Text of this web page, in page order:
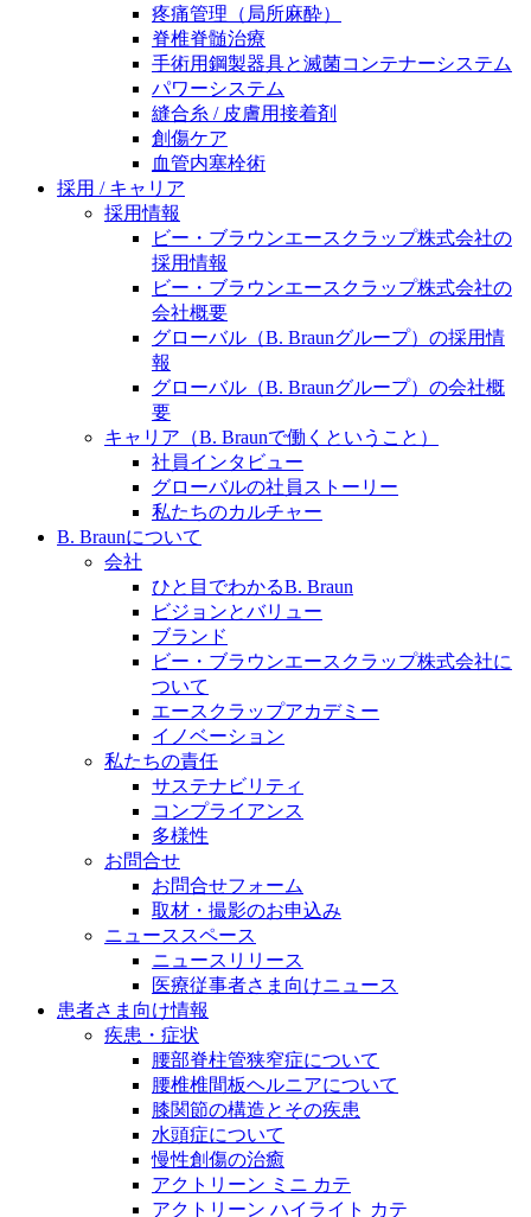
販売代理店さま向け情報​
お問合せ先、価格情報、E-Shopのご案内など販売店さ
ま向けの情報スペースです。
水頭症について
「水頭症」とはどのような疾患なのでしょう。成人に
多い水頭症と、小児に多い水頭症の特徴と症状、検査
や治療法など「水頭症」の概要を知っていただくこと
ができます。
エースクラップアカデミー
医療に携わるあらゆる方々に、学びと情報共有の場を
提供していくことを目指します。
お問合せフォームより、ご質問をお送りください。
疼痛管理（局所麻酔）
脊椎脊髄治療
手術用鋼製器具と滅菌コンテナーシステム
パワーシステム
縫合糸 / 皮膚用接着剤
創傷ケア
血管内塞栓術
採用 / キャリア
採用情報
ビー・ブラウンエースクラップ株式会社の
採用情報
ビー・ブラウンエースクラップ株式会社の
会社概要
グローバル（B. Braunグループ）の採用情
報
グローバル（B. Braunグループ）の会社概
要
キャリア（B. Braunで働くということ）
社員インタビュー
グローバルの社員ストーリー
私たちのカルチャー
B. Braunについて
会社
ひと目でわかるB. Braun
ビジョンとバリュー
ブランド
ビー・ブラウンエースクラップ株式会社に
ついて
エースクラップアカデミー
イノベーション
私たちの責任
サステナビリティ
コンプライアンス
多様性
お問合せ
お問合せフォーム
取材・撮影のお申込み
ニューススペース
ニュースリリース
医療従事者さま向けニュース
患者さま向け情報
疾患・症状
腰部脊柱管狭窄症について
腰椎椎間板ヘルニアについて
膝関節の構造とその疾患
水頭症について
慢性創傷の治癒
アクトリーン ミニ カテ
アクトリーン ハイライト カテ